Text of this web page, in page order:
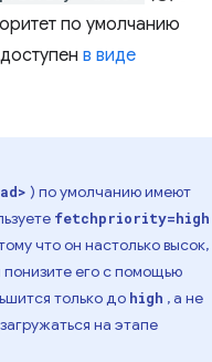
по умолчанию
в виде
) по умолчанию имеют
fetchpriority=high
что он настолько высок,
понизите его с помощью
только до high , а не
на этапе